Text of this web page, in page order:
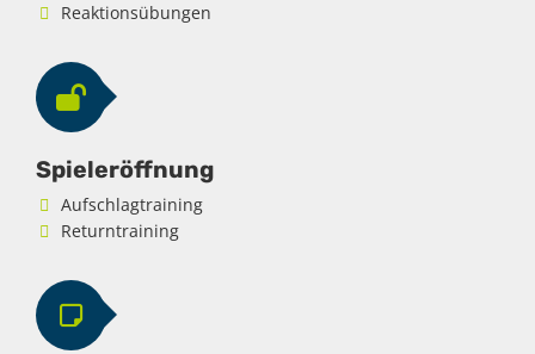
Reaktionsübungen
Spieleröffnung
Aufschlagtraining
Returntraining